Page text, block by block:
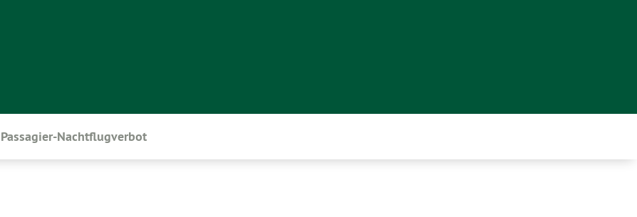
Passagier-Nachtflugverbot